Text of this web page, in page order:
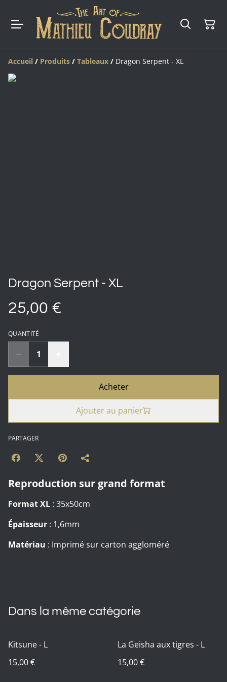
Accueil / Produits / Tableaux / Dragon Serpent - XL
Dragon Serpent - XL
25,00 €
QUANTITÉ
Acheter
Ajouter au panier
PARTAGER
Reproduction sur grand format
Format XL : 35x50cm
Épaisseur : 1,6mm
Matériau : Imprimé sur carton aggloméré
Dans la même catégorie
Kitsune - L
15,00 €
La Geisha aux tigres - L
15,00 €